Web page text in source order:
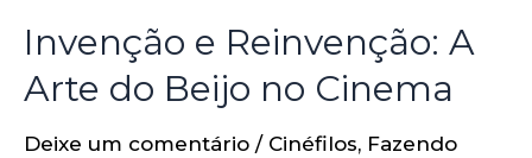
Invenção e Reinvenção: A
Arte do Beijo no Cinema
Deixe um comentário / Cinéfilos, Fazendo